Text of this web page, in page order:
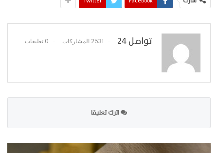
تواصل 24 2531 المشاركات 0 تعليقات
اترك تعليقا